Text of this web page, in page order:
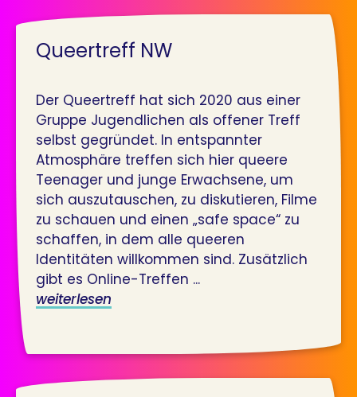
Queertreff NW
Der Queertreff hat sich 2020 aus einer
Gruppe Jugendlichen als offener Treff
selbst gegründet. In entspannter
Atmosphäre treffen sich hier queere
Teenager und junge Erwachsene, um
sich auszutauschen, zu diskutieren, Filme
zu schauen und einen „safe space“ zu
schaffen, in dem alle queeren
Identitäten willkommen sind. Zusätzlich
gibt es Online-Treffen ...
weiterlesen